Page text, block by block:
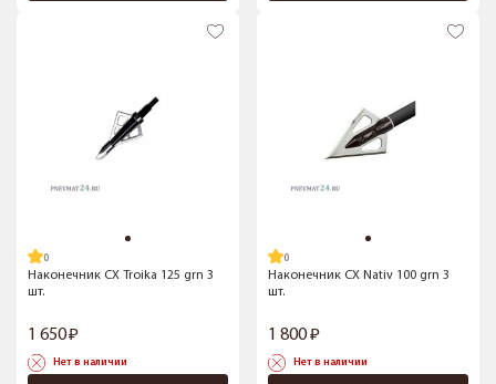
Наконечник CX Troika 125 grn 3
шт.
1 650
Нет в наличии
Наконечник CX Nativ 100 grn 3
шт.
1 800
Нет в наличии